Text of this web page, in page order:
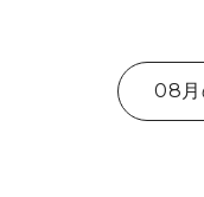
08月